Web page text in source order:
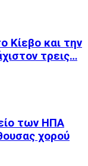
Κίεβο και την
τρεις…
των ΗΠΑ
χορού